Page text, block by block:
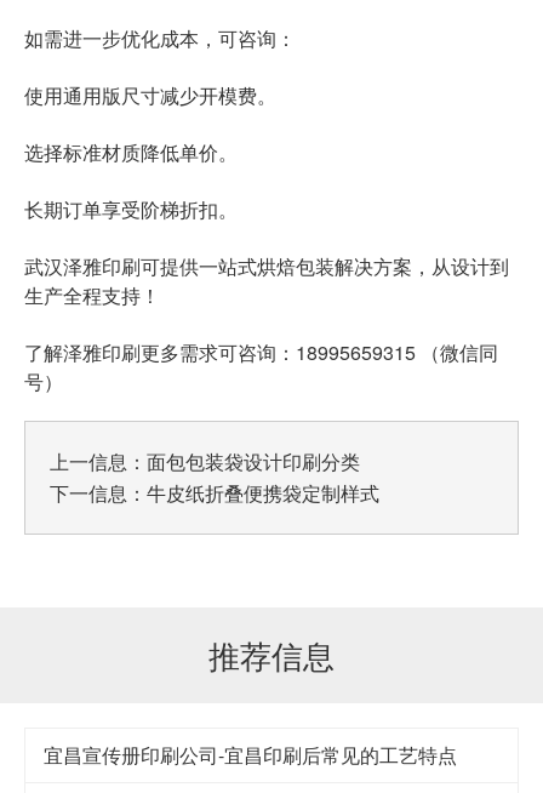
如需进一步优化成本，可咨询：
使用通用版尺寸减少开模费。
选择标准材质降低单价。
长期订单享受阶梯折扣。
武汉泽雅印刷可提供一站式烘焙包装解决方案，从设计到
生产全程支持！
了解泽雅印刷更多需求可咨询：18995659315 （微信同
号）
上一信息： 面包包装袋设计印刷分类
下一信息： 牛皮纸折叠便携袋定制样式
推荐信息
宜昌宣传册印刷公司-宜昌印刷后常见的工艺特点